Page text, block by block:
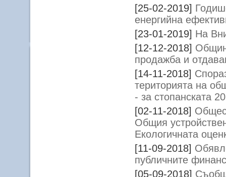
[25-02-2019]
енергийна
[23-01-2019] На
[12-12-2018]
продажба и
[14-11-2018]
територията на
- за стопанската
[02-11-2018]
Общия
Екологичната
[11-09-2018]
публичните
[05-09-2018]